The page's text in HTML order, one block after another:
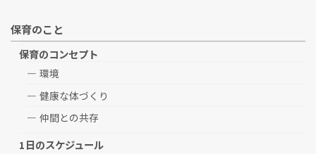
保育のこと
保育のコンセプト
環境
健康な体づくり
仲間との共存
1日のスケジュール